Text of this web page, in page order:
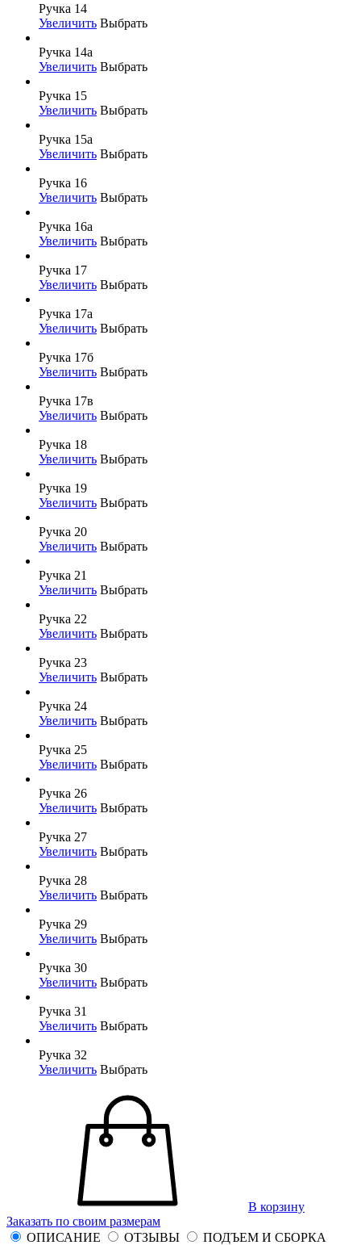
Ручка 14
Увеличить Выбрать
Ручка 14а
Увеличить Выбрать
Ручка 15
Увеличить Выбрать
Ручка 15а
Увеличить Выбрать
Ручка 16
Увеличить Выбрать
Ручка 16а
Увеличить Выбрать
Ручка 17
Увеличить Выбрать
Ручка 17а
Увеличить Выбрать
Ручка 17б
Увеличить Выбрать
Ручка 17в
Увеличить Выбрать
Ручка 18
Увеличить Выбрать
Ручка 19
Увеличить Выбрать
Ручка 20
Увеличить Выбрать
Ручка 21
Увеличить Выбрать
Ручка 22
Увеличить Выбрать
Ручка 23
Увеличить Выбрать
Ручка 24
Увеличить Выбрать
Ручка 25
Увеличить Выбрать
Ручка 26
Увеличить Выбрать
Ручка 27
Увеличить Выбрать
Ручка 28
Увеличить Выбрать
Ручка 29
Увеличить Выбрать
Ручка 30
Увеличить Выбрать
Ручка 31
Увеличить Выбрать
Ручка 32
Увеличить Выбрать
В корзину
Заказать по своим размерам
ОПИСАНИЕ
ОТЗЫВЫ
ПОДЪЕМ И СБОРКА